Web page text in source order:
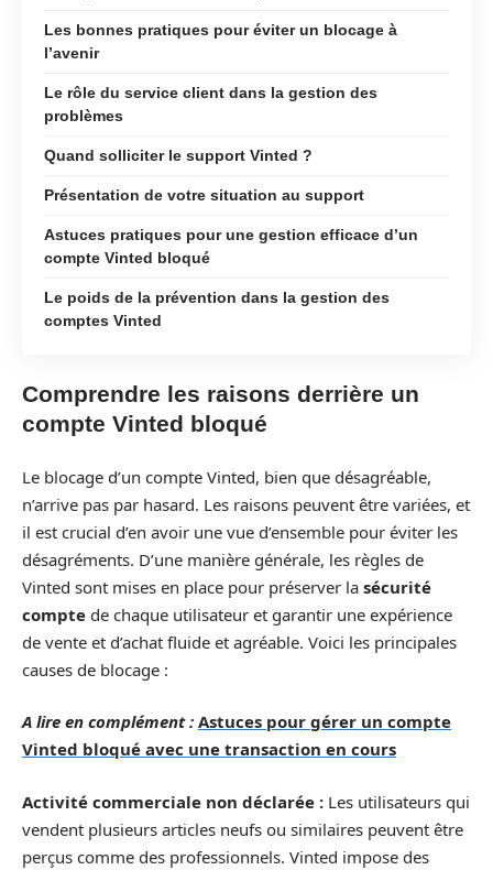
Les bonnes pratiques pour éviter un blocage à
l’avenir
Le rôle du service client dans la gestion des
problèmes
Quand solliciter le support Vinted ?
Présentation de votre situation au support
Astuces pratiques pour une gestion efficace d’un
compte Vinted bloqué
Le poids de la prévention dans la gestion des
comptes Vinted
Comprendre les raisons derrière un
compte Vinted bloqué
Le blocage d’un compte Vinted, bien que désagréable,
n’arrive pas par hasard. Les raisons peuvent être variées, et
il est crucial d’en avoir une vue d’ensemble pour éviter les
désagréments. D’une manière générale, les règles de
Vinted sont mises en place pour préserver la sécurité
compte de chaque utilisateur et garantir une expérience
de vente et d’achat fluide et agréable. Voici les principales
causes de blocage :
A lire en complément : Astuces pour gérer un compte
Vinted bloqué avec une transaction en cours
Activité commerciale non déclarée : Les utilisateurs qui
vendent plusieurs articles neufs ou similaires peuvent être
perçus comme des professionnels. Vinted impose des